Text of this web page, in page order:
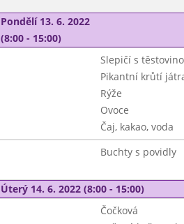
Pondělí 13. 6. 2022
(8:00 - 15:00)
Slepičí s
Pikantní krůtí
Rýže
Ovoce
Čaj, kakao, voda
Buchty s povidly
Úterý 14. 6. 2022 (8:00 - 15:00)
Čočková